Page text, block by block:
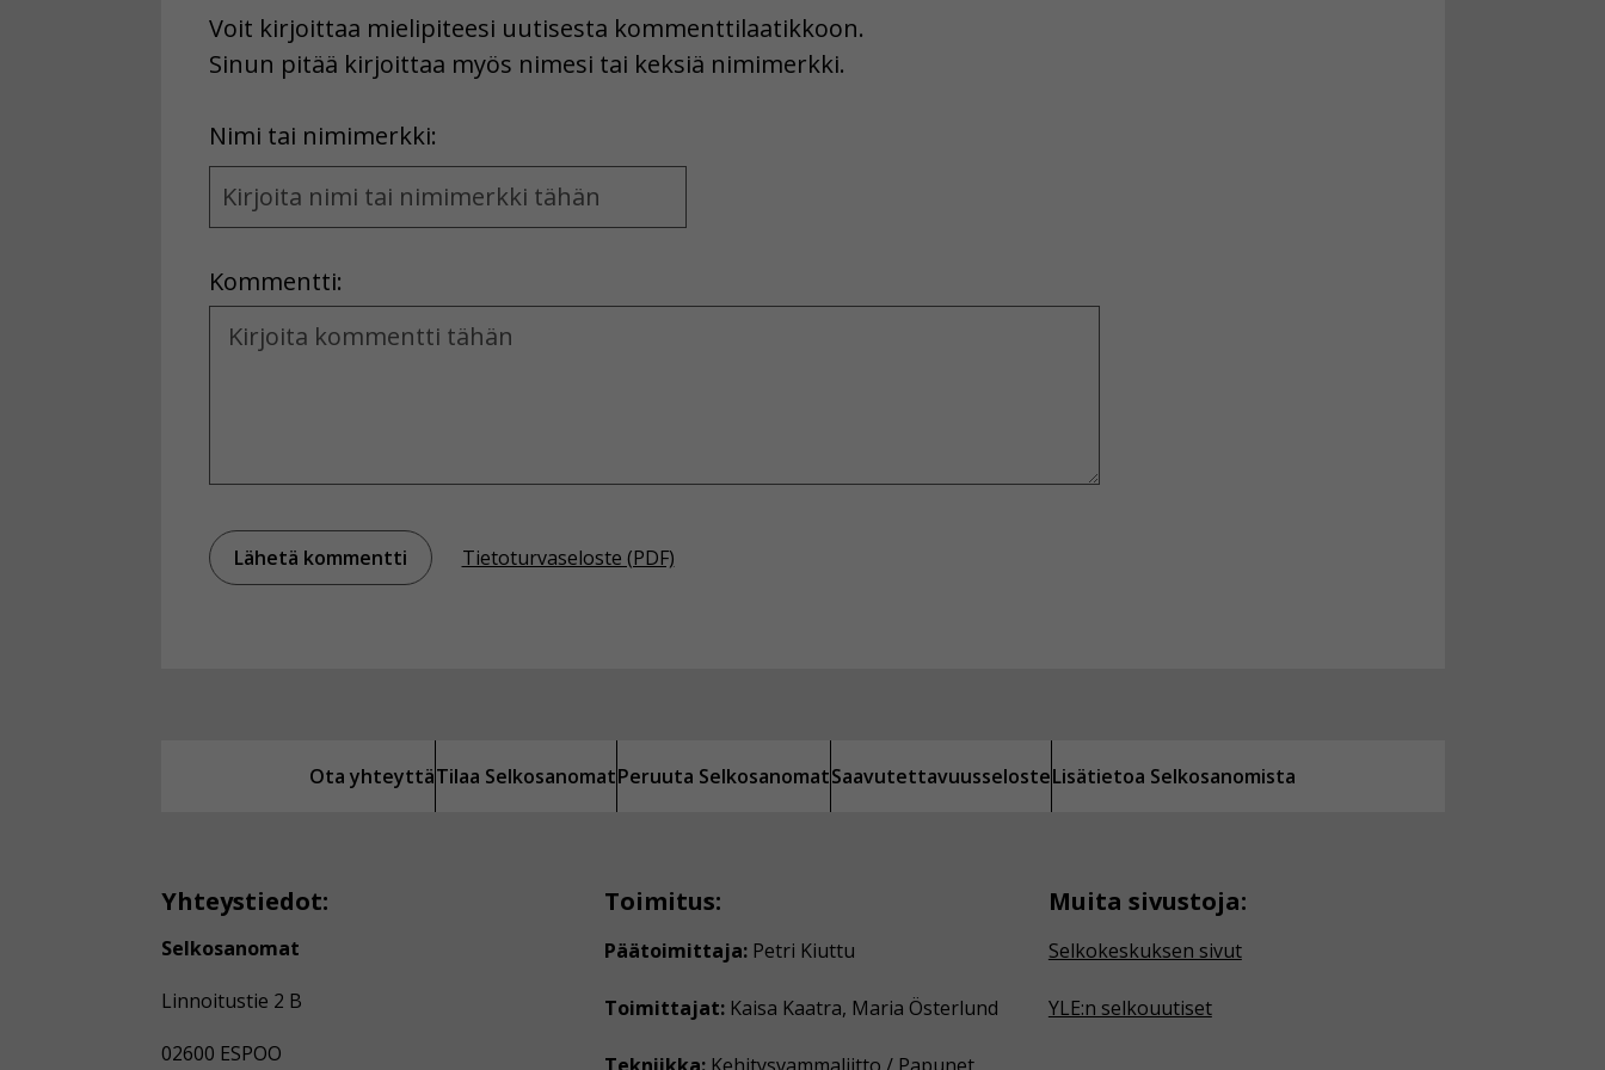
Voit kirjoittaa mielipiteesi uutisesta kommenttilaatikkoon.
Sinun pitää kirjoittaa myös nimesi tai keksiä nimimerkki.
Nimi tai nimimerkki:
Name
and
Kommentti:
Kommentti
Tietoturvaseloste (PDF)
Ota yhteyttäTilaa SelkosanomatPeruuta SelkosanomatSaavutettavuusselosteLisätietoa Selkosanomista
Yhteystiedot:
Selkosanomat
Linnoitustie 2 B
02600 ESPOO
Toimitus:
Päätoimittaja: Petri Kiuttu
Toimittajat: Kaisa Kaatra, Maria Österlund
Muita sivustoja:
Selkokeskuksen sivut
YLE:n selkouutiset